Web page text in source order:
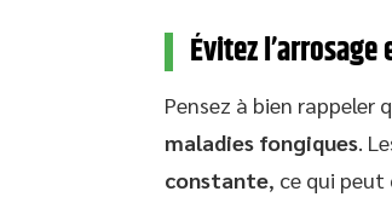
Évitez
Pensez à bien rappeler
maladies fongiques.
constante, ce qui peut